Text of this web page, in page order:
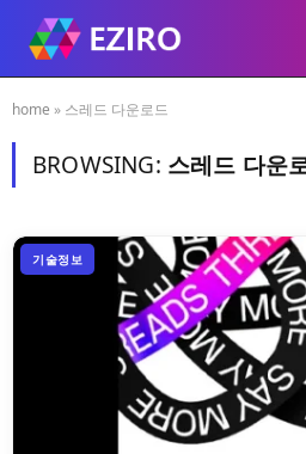
home » 스레드 다운로드
BROWSING: 스레드 다운
기술정보